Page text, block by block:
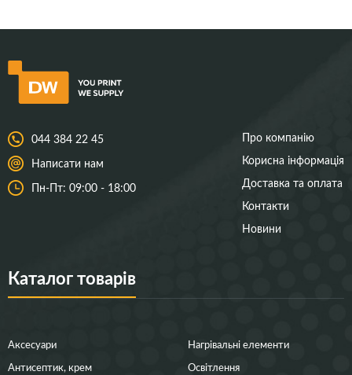
044 384 22 45
Написати нам
Пн-Пт: 09:00 - 18:00
Про компанію
Корисна інформація
Доставка та оплата
Контакти
Новини
Каталог товарів
Аксесуари
Антисептик, крем
Нагрівальні елементи
Освітлення